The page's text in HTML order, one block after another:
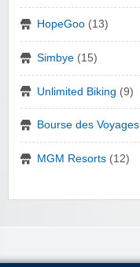
HopeGoo (13)
Simbye (15)
Unlimited Biking (9)
Bourse des Voyages
MGM Resorts (12)